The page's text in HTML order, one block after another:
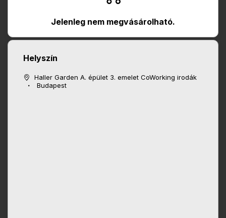
Jelenleg nem megvásárolható.
Helyszín
Haller Garden A. épület 3. emelet CoWorking irodák
Budapest